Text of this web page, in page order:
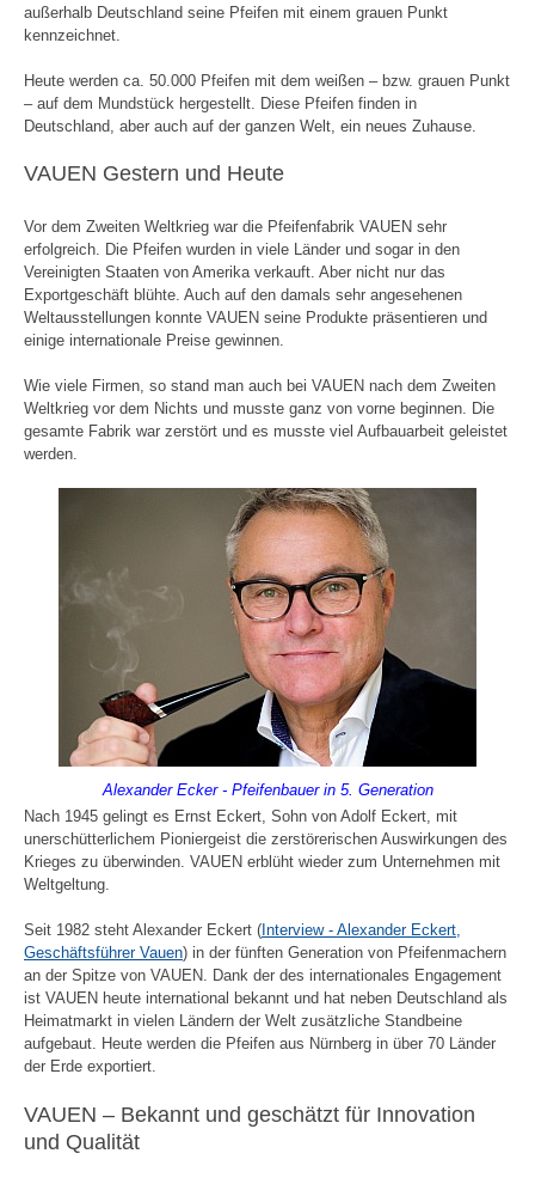
außerhalb Deutschland seine Pfeifen mit einem grauen Punkt
kennzeichnet.
Heute werden ca. 50.000 Pfeifen mit dem weißen – bzw. grauen Punkt
– auf dem Mundstück hergestellt. Diese Pfeifen finden in
Deutschland, aber auch auf der ganzen Welt, ein neues Zuhause.
VAUEN Gestern und Heute
Vor dem Zweiten Weltkrieg war die Pfeifenfabrik VAUEN sehr
erfolgreich. Die Pfeifen wurden in viele Länder und sogar in den
Vereinigten Staaten von Amerika verkauft. Aber nicht nur das
Exportgeschäft blühte. Auch auf den damals sehr angesehenen
Weltausstellungen konnte VAUEN seine Produkte präsentieren und
einige internationale Preise gewinnen.
Wie viele Firmen, so stand man auch bei VAUEN nach dem Zweiten
Weltkrieg vor dem Nichts und musste ganz von vorne beginnen. Die
gesamte Fabrik war zerstört und es musste viel Aufbauarbeit geleistet
werden.
Alexander Ecker - Pfeifenbauer in 5. Generation
Nach 1945 gelingt es Ernst Eckert, Sohn von Adolf Eckert, mit
unerschütterlichem Pioniergeist die zerstörerischen Auswirkungen des
Krieges zu überwinden. VAUEN erblüht wieder zum Unternehmen mit
Weltgeltung.
Seit 1982 steht Alexander Eckert ( Interview - Alexander Eckert,
Geschäftsführer Vauen) in der fünften Generation von Pfeifenmachern
an der Spitze von VAUEN. Dank der des internationales Engagement
ist VAUEN heute international bekannt und hat neben Deutschland als
Heimatmarkt in vielen Ländern der Welt zusätzliche Standbeine
aufgebaut. Heute werden die Pfeifen aus Nürnberg in über 70 Länder
der Erde exportiert.
VAUEN – Bekannt und geschätzt für Innovation
und Qualität